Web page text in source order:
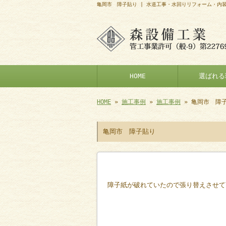
亀岡市 障子貼り | 水道工事・水回りリフォーム・内
HOME 選ばれ
HOME»施工事例 » 施工事例 » 亀岡市 障
亀岡市 障子貼り
障子紙が破れていたので張り替えさせ